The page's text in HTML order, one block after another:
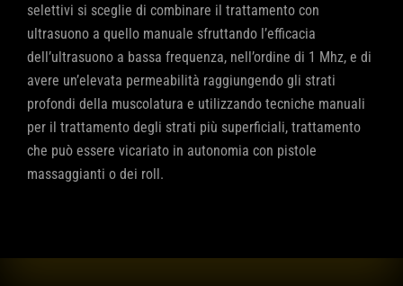
selettivi si sceglie di combinare il trattamento con
ultrasuono a quello manuale sfruttando l’efficacia
dell’ultrasuono a bassa frequenza, nell’ordine di 1 Mhz, e di
avere un’elevata permeabilità raggiungendo gli strati
profondi della muscolatura e utilizzando tecniche manuali
per il trattamento degli strati più superficiali, trattamento
che può essere vicariato in autonomia con pistole
massaggianti o dei roll.